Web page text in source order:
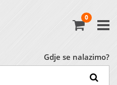
0
Gdje se nalazimo?